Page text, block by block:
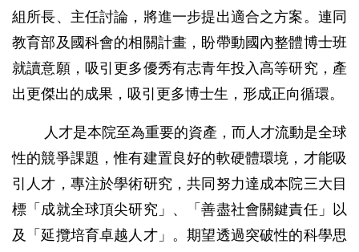
組所長、主任討論，將進一步提出適合之方案。連同
教育部及國科會的相關計畫，盼帶動國內整體博士班
就讀意願，吸引更多優秀有志青年投入高等研究，產
出更傑出的成果，吸引更多博士生，形成正向循環。
人才是本院至為重要的資產，而人才流動是全球
性的競爭課題，惟有建置良好的軟硬體環境，才能吸
引人才，專注於學術研究，共同努力達成本院三大目
標「成就全球頂尖研究」、「善盡社會關鍵責任」以
及「延攬培育卓越人才」。期望透過突破性的科學思